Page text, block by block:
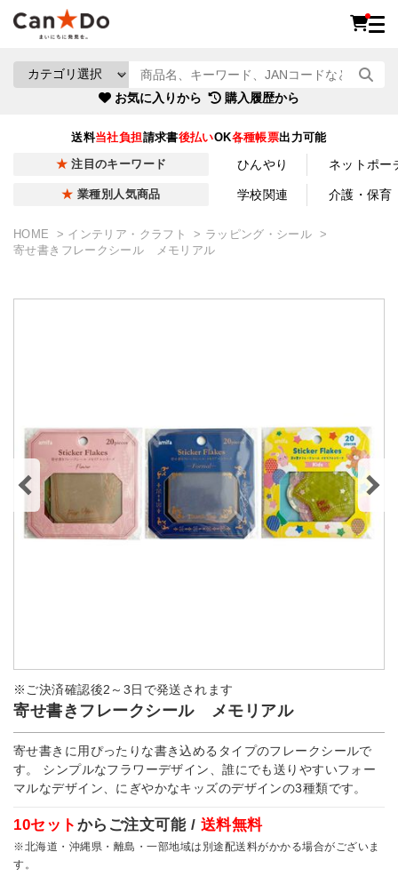
お気に入りから 購入履歴から
送料当社負担請求書後払いOK各種帳票出力可能
注目のキーワード ひんやり ネットポー
業種別人気商品 学校関連 介護・保育
HOME インテリア・クラフト
ラッピング・シール
寄せ書きフレークシール メモリアル
※ご決済確認後2～3日で発送されます
寄せ書きフレークシール メモリアル
寄せ書きに用ぴったりな書き込めるタイプのフレークシールで
す。 シンプルなフラワーデザイン、誰にでも送りやすいフォー
マルなデザイン、にぎやかなキッズのデザインの3種類です。
10セット からご注文可能 / 送料無料
※北海道・沖縄県・離島・一部地域は別途配送料がかかる場合がございま
す。